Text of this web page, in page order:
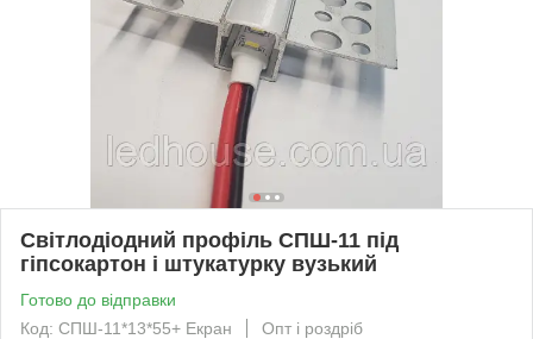
Світлодіодний профіль СПШ-11 під
гіпсокартон і штукатурку вузький
Готово до відправки
Код: СПШ-11*13*55+ Екран
Опт і роздріб